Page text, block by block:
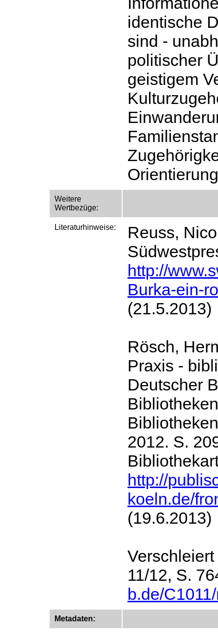
identische
sind -
politischer
geistigem
Weitere
Wertbezüge:
Literaturhinweise:
Reuss,
http://
Burka-ein-
(21.5.2013)
Rösch,
Praxis -
Deutscher
2012. S.
http://
koeln.de/
(19.6.2013)
11/12, S.
b.de/
Metadaten: